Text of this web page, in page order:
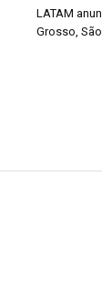
LATAM
Grosso,